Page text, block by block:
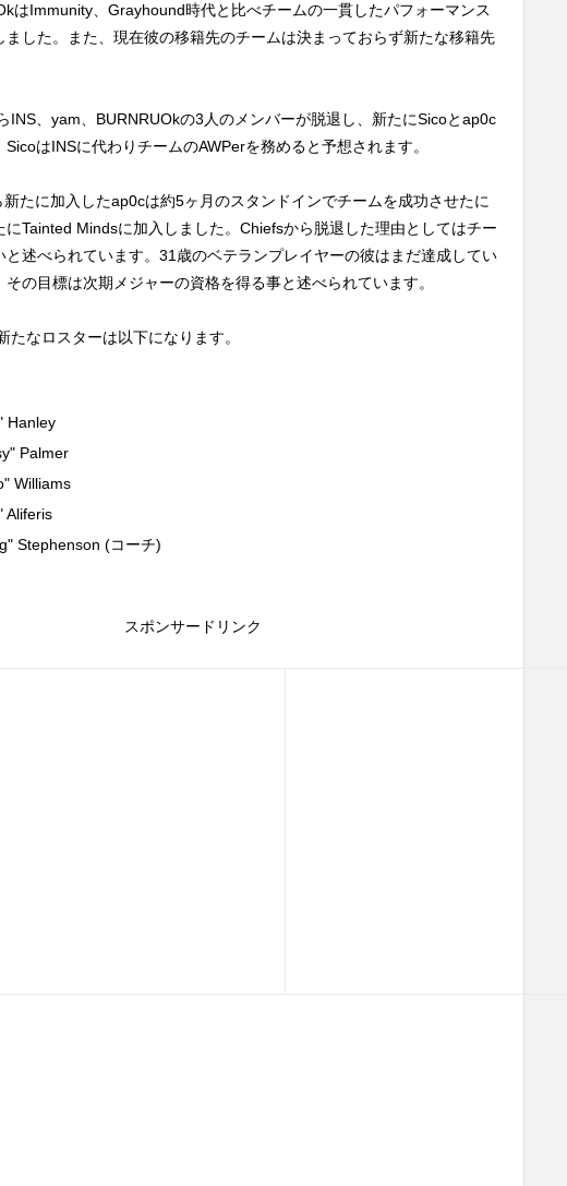
はImmunity、Grayhound時代と比べチームの一貫したパフォーマンス
ました。また、現在彼の移籍先のチームは決まっておらず新たな移籍先
INS、yam、BURNRUOkの3人のメンバーが脱退し、新たにSicoとap0c
はINSに代わりチームのAWPerを務めると予想されます。
新たに加入したap0cは約5ヶ月のスタンドインでチームを成功させたに
にTainted Mindsに加入しました。Chiefsから脱退した理由としてはチー
と述べられています。31歳のベテランプレイヤーの彼はまだ達成してい
その目標は次期メジャーの資格を得る事と述べられています。
たなロスターは以下になります。
Hanley
Palmer
Williams
Aliferis
Stephenson (コーチ)
スポンサードリンク